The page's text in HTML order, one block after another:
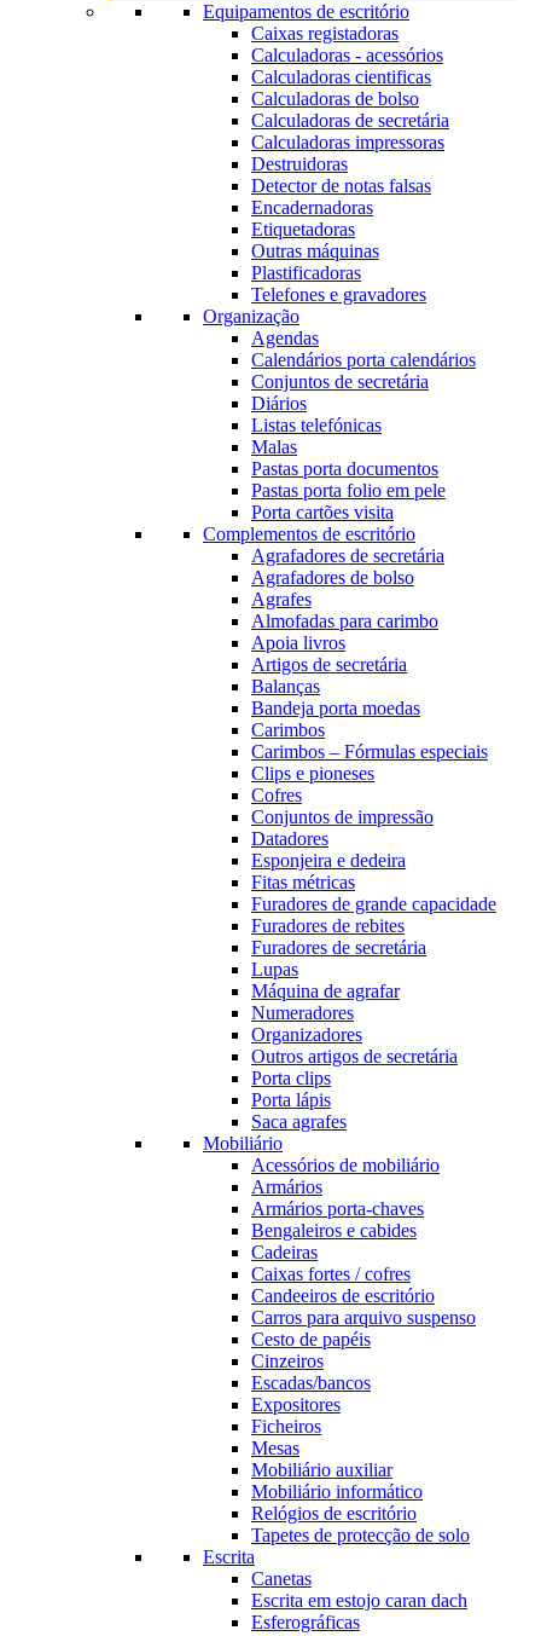
Equipamentos de escritório
Caixas registadoras
Calculadoras - acessórios
Calculadoras cientificas
Calculadoras de bolso
Calculadoras de secretária
Calculadoras impressoras
Destruidoras
Detector de notas falsas
Encadernadoras
Etiquetadoras
Outras máquinas
Plastificadoras
Telefones e gravadores
Organização
Agendas
Calendários porta calendários
Conjuntos de secretária
Diários
Listas telefónicas
Malas
Pastas porta documentos
Pastas porta folio em pele
Porta cartões visita
Complementos de escritório
Agrafadores de secretária
Agrafadores de bolso
Agrafes
Almofadas para carimbo
Apoia livros
Artigos de secretária
Balanças
Bandeja porta moedas
Carimbos
Carimbos – Fórmulas especiais
Clips e pioneses
Cofres
Conjuntos de impressão
Datadores
Esponjeira e dedeira
Fitas métricas
Furadores de grande capacidade
Furadores de rebites
Furadores de secretária
Lupas
Máquina de agrafar
Numeradores
Organizadores
Outros artigos de secretária
Porta clips
Porta lápis
Saca agrafes
Mobiliário
Acessórios de mobiliário
Armários
Armários porta-chaves
Bengaleiros e cabides
Cadeiras
Caixas fortes / cofres
Candeeiros de escritório
Carros para arquivo suspenso
Cesto de papéis
Cinzeiros
Escadas/bancos
Expositores
Ficheiros
Mesas
Mobiliário auxiliar
Mobiliário informático
Relógios de escritório
Tapetes de protecção de solo
Escrita
Canetas
Escrita em estojo caran dach
Esferográficas